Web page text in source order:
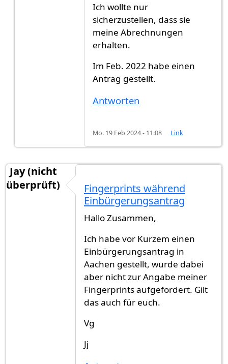
Ich wollte nur
sicherzustellen, dass sie
meine Abrechnungen
erhalten.
Im Feb. 2022 habe einen
Antrag gestellt.
Antworten
Mo. 19 Feb 2024 - 11:08 Link
Jay (nicht
überprüft)
Fingerprints während
Einbürgerungsantrag
Hallo Zusammen,
Ich habe vor Kurzem einen
Einbürgerungsantrag in
Aachen gestellt, wurde dabei
aber nicht zur Angabe meiner
Fingerprints aufgefordert. Gilt
das auch für euch.
Vg
Jj